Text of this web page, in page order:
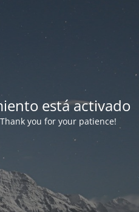
está activado
you for your patience!